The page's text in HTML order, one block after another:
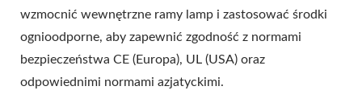
wzmocnić wewnętrzne ramy lamp i zastosować środki
ognioodporne, aby zapewnić zgodność z normami
bezpieczeństwa CE (Europa), UL (USA) oraz
odpowiednimi normami azjatyckimi.